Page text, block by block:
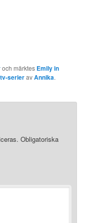
och märktes Emily in
tv-serieravAnnika.
Obligatoriska